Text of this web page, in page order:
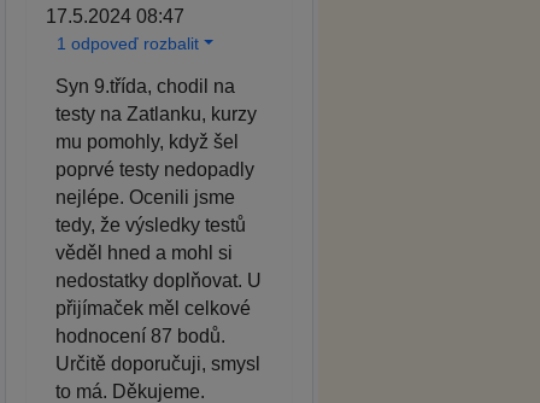
17.5.2024 08:47
1 odpoveď rozbalit
Syn 9.třída, chodil na
testy na Zatlanku, kurzy
mu pomohly, když šel
poprvé testy nedopadly
nejlépe. Ocenili jsme
tedy, že výsledky testů
věděl hned a mohl si
nedostatky doplňovat. U
přijímaček měl celkové
hodnocení 87 bodů.
Určitě doporučuji, smysl
to má. Děkujeme.